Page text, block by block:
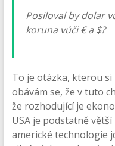
Posiloval by dolar
koruna vůči € a $?
To je otázka, kterou
obávám se, že v tuto
že rozhodující je
USA je podstatně
americké technologie